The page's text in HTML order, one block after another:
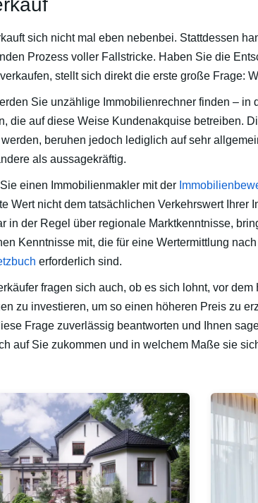
sich nicht mal eben nebenbei. Stattdessen
Prozess voller Fallstricke. Haben Sie die
stellt sich direkt die erste große Frage:
Sie unzählige Immobilienrechner finden –
die auf diese Weise Kundenakquise betreiben.
beruhen jedoch lediglich auf sehr
als aussagekräftig.
einen Immobilienmakler mit der
Wert nicht dem tatsächlichen Verkehrswert Ihrer
in der Regel über regionale Marktkenntnisse,
Kenntnisse mit, die für eine Wertermittlung
erforderlich sind.
fragen sich auch, ob es sich lohnt, vor
zu investieren, um so einen höheren Preis zu
Frage zuverlässig beantworten und Ihnen
auf Sie zukommen und in welchem Maße sie